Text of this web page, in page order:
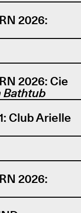
2026:
2026: Cie
Bathtub
Club Arielle
2026: